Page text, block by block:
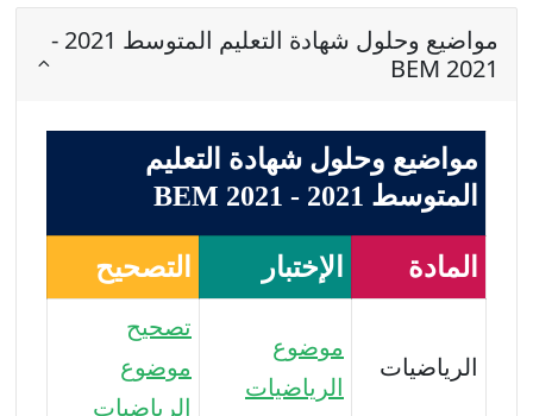
مواضيع وحلول شهادة التعليم المتوسط 2021 -
BEM 2021
مواضيع وحلول شهادة التعليم
المتوسط 2021 - BEM 2021
المادة الإختبار التصحيح
الرياضيات
موضوع
الرياضيات
تصحيح
موضوع
الرياضيات